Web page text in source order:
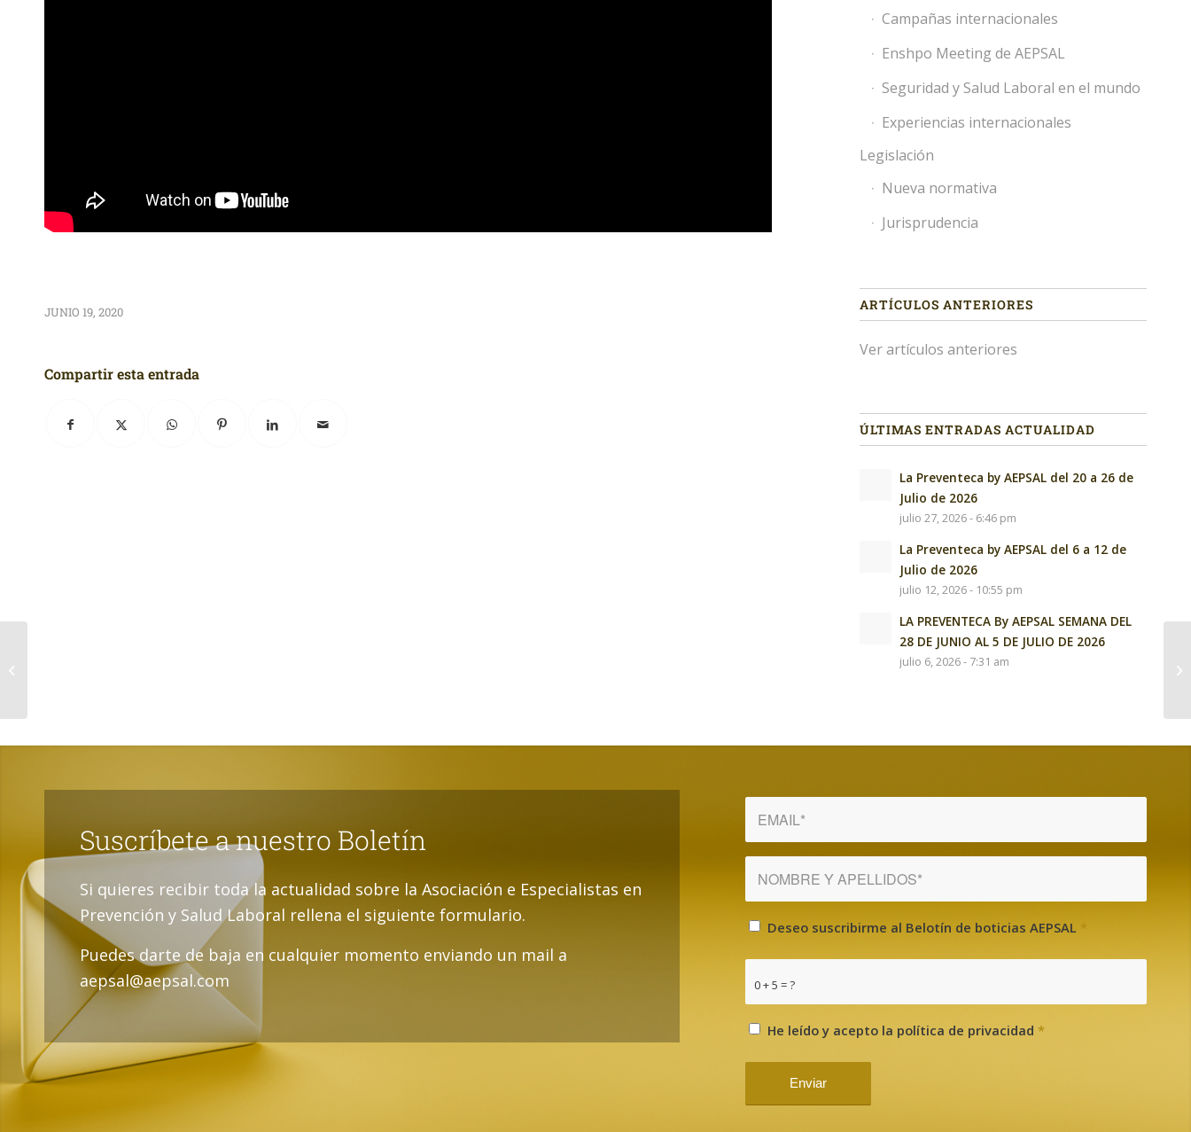
JUNIO 19, 2020
Compartir esta entrada
Campañas internacionales
Enshpo Meeting de AEPSAL
Seguridad y Salud Laboral en el mundo
Experiencias internacionales
Legislación
Nueva normativa
Jurisprudencia
ARTÍCULOS ANTERIORES
Ver artículos anteriores
ÚLTIMAS ENTRADAS ACTUALIDAD
La Preventeca by AEPSAL del 20 a 26 de
Julio de 2026
julio 27, 2026 - 6:46 pm
La Preventeca by AEPSAL del 6 a 12 de
Julio de 2026
julio 12, 2026 - 10:55 pm
LA PREVENTECA By AEPSAL SEMANA DEL
28 DE JUNIO AL 5 DE JULIO DE 2026
julio 6, 2026 - 7:31 am
Suscríbete a nuestro Boletín
Si quieres recibir toda la actualidad sobre la Asociación e Especialistas en
Prevención y Salud Laboral rellena el siguiente formulario.
Puedes darte de baja en cualquier momento enviando un mail a
aepsal@aepsal.com
Deseo suscribirme al Belotín de boticias AEPSAL *
0 + 5 = ?
He leído y acepto la política de privacidad *